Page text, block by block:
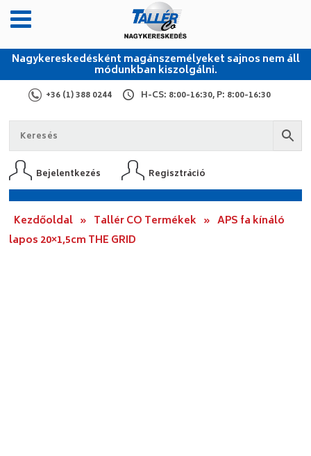
Nagykereskedésként magánszemélyeket sajnos nem áll
módunkban kiszolgálni.
+36 (1) 388 0244 H-CS: 8:00-16:30, P: 8:00-16:30
Bejelentkezés Regisztráció
Kezdőoldal » Tallér CO Termékek » APS fa kínáló
lapos 20×1,5cm THE GRID